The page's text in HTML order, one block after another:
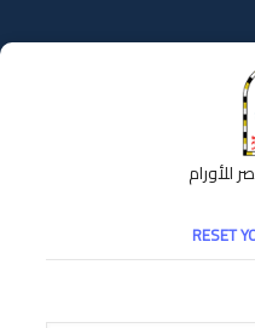
للأورام
RESET